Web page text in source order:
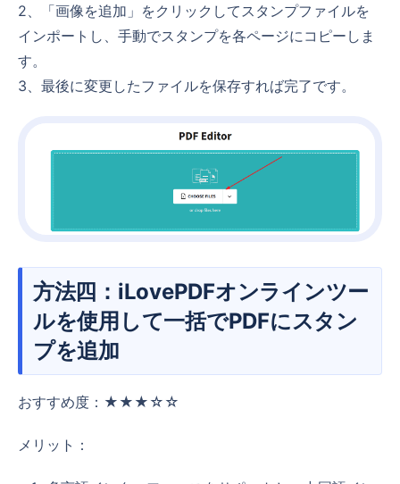
2、「画像を追加」をクリックしてスタンプファイルを
インポートし、手動でスタンプを各ページにコピーしま
す。
3、最後に変更したファイルを保存すれば完了です。
方法四：iLovePDFオンラインツー
ルを使用して一括でPDFにスタン
プを追加
おすすめ度：★★★☆☆
メリット：